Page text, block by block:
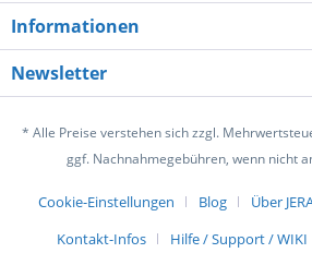
Informationen
Newsletter
* Alle Preise verstehen sich zzgl.
ggf. Nachnahmegebühren, wenn nicht
Cookie-Einstellungen Blog Über
Kontakt-Infos
Hilfe / Support / WIKI